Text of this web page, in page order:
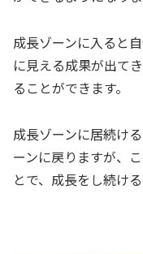
成長ゾーンに入ると
に見える成果が出て
ることができます。
成長ゾーンに居続け
ーンに戻りますが、
とで、成長をし続け